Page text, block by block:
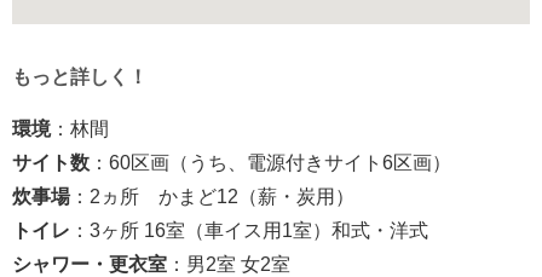
もっと詳しく！
環境：林間
サイト数 ：60区画（うち、電源付きサイト6区画）
炊事場：2ヵ所 かまど12（薪・炭用）
トイレ ：3ヶ所 16室（車イス用1室）和式・洋式
シャワー・更衣室 ：男2室 女2室